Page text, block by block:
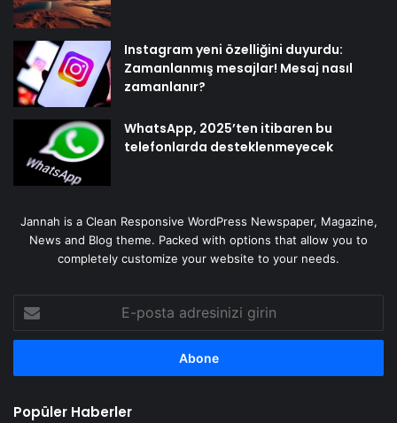
Instagram yeni özelliğini duyurdu:
Zamanlanmış mesajlar! Mesaj nasıl
zamanlanır?
WhatsApp, 2025’ten itibaren bu
telefonlarda desteklenmeyecek
Jannah is a Clean Responsive WordPress Newspaper, Magazine,
News and Blog theme. Packed with options that allow you to
completely customize your website to your needs.
posta
adresinizi
Popüler Haberler